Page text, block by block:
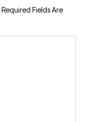
Required Fields Are